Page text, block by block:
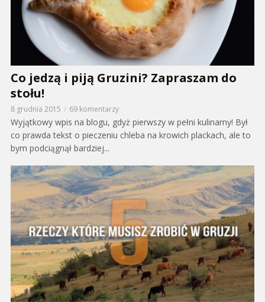
Co jedzą i piją Gruzini? Zapraszam do
stołu!
8 grudnia 2015 69 komentarzy
Wyjątkowy wpis na blogu, gdyż pierwszy w pełni kulinarny! Był
co prawda tekst o pieczeniu chleba na krowich plackach, ale to
bym podciągnął bardziej...